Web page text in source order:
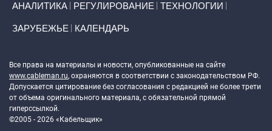
АНАЛИТИКА РЕГУЛИРОВАНИЕ ТЕХНОЛОГИИ
ЗАРУБЕЖЬЕ КАЛЕНДАРЬ
Все права на материалы и новости, опубликованные на сайте
www.cableman.ru, охраняются в соответствии с законодательством РФ.
Допускается цитирование без согласования с редакцией не более трети
от объема оригинального материала, с обязательной прямой
гиперссылкой.
©2005 - 2026 «Кабельщик»